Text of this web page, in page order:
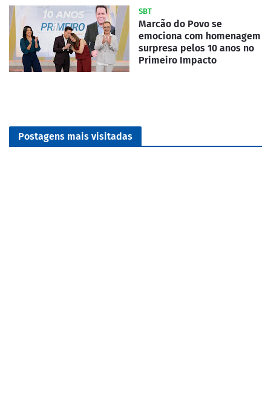
SBT
Marcão do Povo se
emociona com homenagem
surpresa pelos 10 anos no
Primeiro Impacto
Postagens mais visitadas